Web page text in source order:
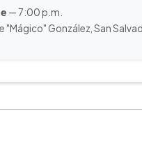
— 7:00 p.m.
"Mágico" González, San